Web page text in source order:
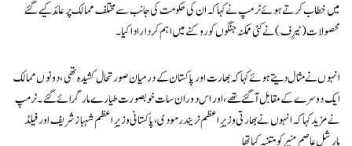
میں خطاب کرتے ہوئے ٹرمپ نے کہا کہ ان کی حکومت کی جانب سے مختلف ممالک پر عائد کیے گئے
محصولات (ٹیرِف) نے کئی ممکنہ جنگوں کو روکنے میں اہم کردار ادا کیا۔
انہوں نے مثال دیتے ہوئے کہا کہ بھارت اور پاکستان کے درمیان صورتحال کشیدہ تھی، دونوں ممالک
ایک دوسرے کے مقابل آگئے تھے، اور اس دوران سات خوبصورت طیارے مار گرائے گئے۔ ٹرمپ
نے مزید کہا کہ انہوں نے بھارتی وزیرِ اعظم نریندر مودی، پاکستانی وزیرِ اعظم شہباز شریف اور فیلڈ
مارشل عاصم منیر کو متنبہ کیا تھا